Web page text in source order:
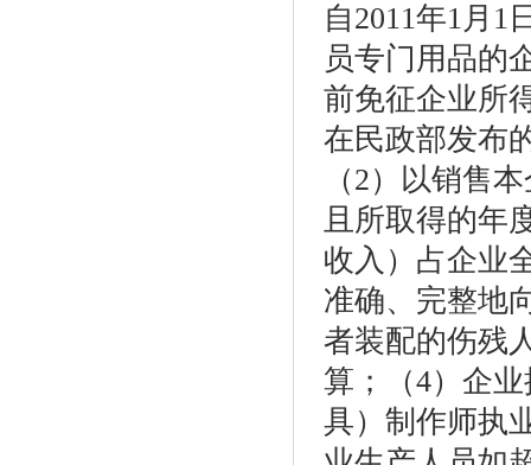
自2011年1月1
员专门用品的
前免征企业所
在民政部发布
（2）以销售
且所取得的年
收入）占企业
准确、完整地
者装配的伤残
算；（4）企
具）制作师执